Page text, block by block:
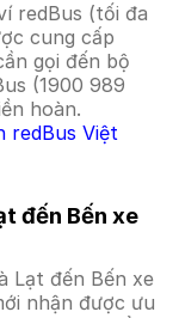
redBus (tối đa
cung cấp
gọi đến bộ
(1900 989
hoàn.
redBus Việt
đến Bến xe
Lạt đến Bến xe
nhận được ưu